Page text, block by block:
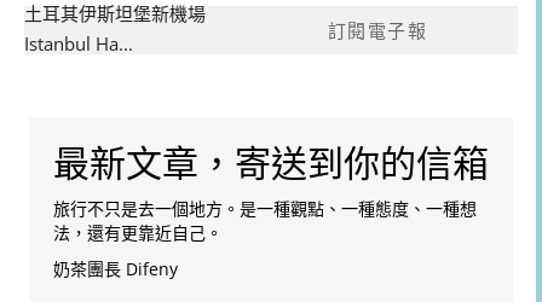
土耳其伊斯坦堡新機場
Istanbul Ha...
訂閱電子報
最新文章，寄送到你的信箱
旅行不只是去一個地方。是一種觀點、一種態度、一種想
法，還有更靠近自己。
奶茶團長 Difeny